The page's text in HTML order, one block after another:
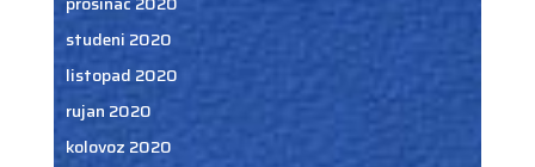
studeni 2020
listopad 2020
rujan 2020
kolovoz 2020